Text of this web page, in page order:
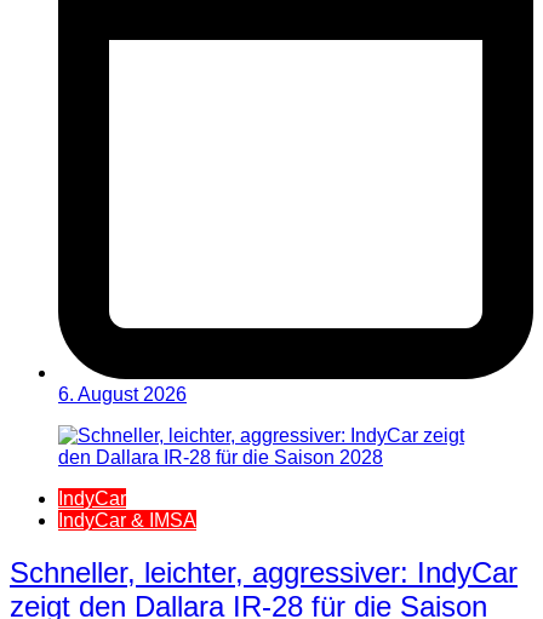
6. August 2026
IndyCar
IndyCar & IMSA
Schneller, leichter, aggressiver: IndyCar
zeigt den Dallara IR-28 für die Saison